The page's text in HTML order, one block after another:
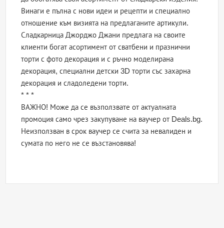
Винаги е пълна с нови идеи и рецепти и специално
отношение към визията на предлаганите артикули.
Сладкарница Джорджо Джани предлага на своите
клиенти богат асортимент от сватбени и празнични
торти с фото декорация и с ръчно моделирана
декорация, специални детски 3D торти със захарна
декорация и сладоледени торти.
* * *
ВАЖНО! Може да се възползвате от актуалната
промоция само чрез закупуване на ваучер от Deals.bg.
Неизползван в срок ваучер се счита за невалиден и
сумата по него не се възстановява!